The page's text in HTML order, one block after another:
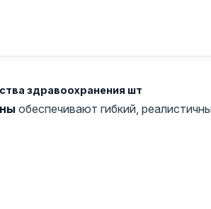
здравоохранения шт
обеспечивают гибкий,